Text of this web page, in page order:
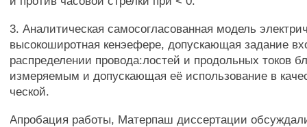
3. Аналитическая самосогласованная модель
высокоширотная кенэефере, допускающая задание
распределении провода:лостей и продольных токов
измеряемым и допускающая её использование в
ческой.
Апробация работы, Матерпаш диссертации